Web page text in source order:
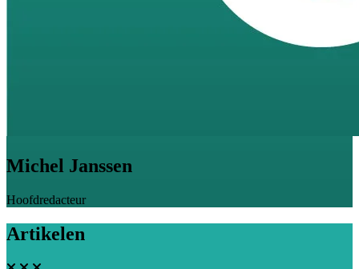
Michel Janssen
Hoofdredacteur
Artikelen